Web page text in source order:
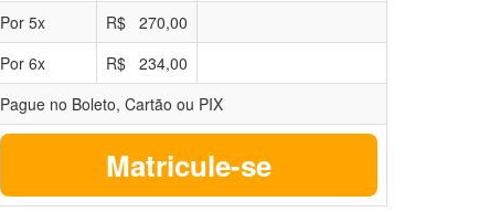
Por 5x R$ 270,00
Por 6x R$ 234,00
Pague no Boleto, Cartão ou PIX
Matricule-se